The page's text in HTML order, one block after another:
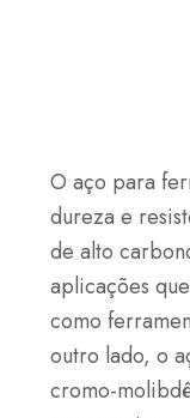
O aço para
dureza e
de alto
aplicações
como
outro lado, o
cromo-